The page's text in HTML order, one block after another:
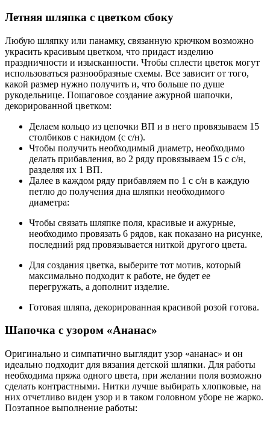
Летняя шляпка с цветком сбоку
Любую шляпку или панамку, связанную крючком возможно
украсить красивым цветком, что придаст изделию
праздничности и изысканности. Чтобы сплести цветок могут
использоваться разнообразные схемы. Все зависит от того,
какой размер нужно получить и, что больше по душе
рукодельнице. Пошаговое создание ажурной шапочки,
декорированной цветком:
Делаем кольцо из цепочки ВП и в него провязываем 15
столбиков с накидом (с с/н).
Чтобы получить необходимый диаметр, необходимо
делать прибавления, во 2 ряду провязываем 15 с с/н,
разделяя их 1 ВП.
Далее в каждом ряду прибавляем по 1 с с/н в каждую
петлю до получения дна шляпки необходимого
диаметра:
Чтобы связать шляпке поля, красивые и ажурные,
необходимо провязать 6 рядов, как показано на рисунке,
последний ряд провязывается ниткой другого цвета.
Для создания цветка, выберите тот мотив, который
максимально подходит к работе, не будет ее
перегружать, а дополнит изделие.
Готовая шляпа, декорированная красивой розой готова.
Шапочка с узором «Ананас»
Оригинально и симпатично выглядит узор «ананас» и он
идеально подходит для вязания детской шляпки. Для работы
необходима пряжа одного цвета, при желании поля возможно
сделать контрастными. Нитки лучше выбирать хлопковые, на
них отчетливо виден узор и в таком головном уборе не жарко.
Поэтапное выполнение работы: